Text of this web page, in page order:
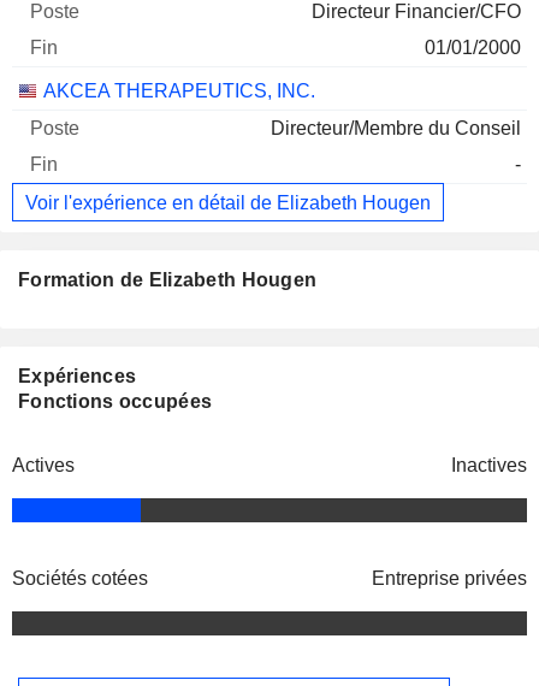
Directeur Financier/CFO
01/01/2000
AKCEA THERAPEUTICS, INC.
Directeur/Membre du Conseil
-
Voir l'expérience en détail de Elizabeth Hougen
Formation de Elizabeth Hougen
Expériences
Fonctions occupées
Actives Inactives
Sociétés cotées Entreprise privées